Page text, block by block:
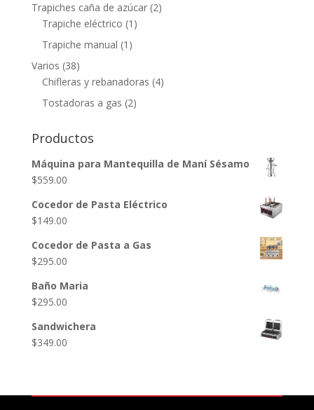
Trapiches caña de azúcar (2)
Trapiche eléctrico (1)
Trapiche manual (1)
Varios (38)
Chifleras y rebanadoras (4)
Tostadoras a gas (2)
Productos
Máquina para Mantequilla de Maní Sésamo
$559.00
Cocedor de Pasta Eléctrico
$149.00
Cocedor de Pasta a Gas
$295.00
Baño Maria
$295.00
Sandwichera
$349.00